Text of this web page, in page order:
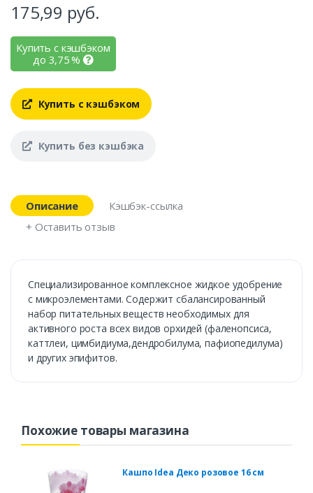
175,99 руб.
Купить с кэшбэком
до 3,75%
Купить с кэшбэком
Купить без кэшбэка
Описание
Кэшбэк-ссылка
+ Оставить отзыв
Специализированное комплексное жидкое удобрение
с микроэлементами. Содержит сбалансированный
набор питательных веществ необходимых для
активного роста всех видов орхидей (фаленопсиса,
каттлеи, цимбидиума,дендробилума, пафиопедилума)
и других эпифитов.
Похожие товары магазина
Кашпо Idea Деко розовое 16 см